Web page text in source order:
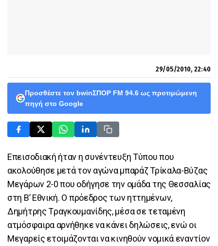
29/05/2010, 22:40
Προσθέστε τον bwinΣΠΟΡ FM 94.6 ως προτιμώμενη
πηγή στο Google
Επεισοδιακή ήταν η συνέντευξη Τύπου που
ακολούθησε μετά τον αγώνα μπαράζ Τρίκαλα-Βύζας
Μεγάρων 2-0 που οδήγησε την ομάδα της Θεσσαλίας
στη Β’ Εθνική. Ο πρόεδρος των ηττημένων,
Δημήτρης Tραγκουμανίδης, μέσα σε τεταμένη
ατμόσφαιρα αρνήθηκε να κάνει δηλώσεις, ενώ οι
Μεγαρείς ετοιμάζονται να κινηθούν νομικά εναντίον